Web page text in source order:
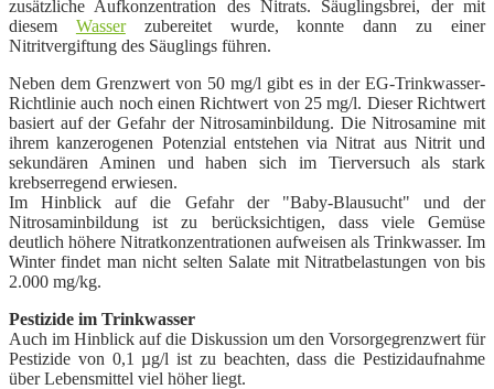
zusätzliche Aufkonzentration des Nitrats. Säuglingsbrei, der mit
diesem Wasserzubereitet wurde, konnte dann zu einer
Nitritvergiftung des Säuglings führen.
Neben dem Grenzwert von 50 mg/l gibt es in der EG-Trinkwasser-
Richtlinie auch noch einen Richtwert von 25 mg/l. Dieser Richtwert
basiert auf der Gefahr der Nitrosaminbildung. DieNitrosamine mit
ihrem kanzerogenen Potenzial entstehen via Nitrat aus Nitrit und
sekundären Aminen und haben sich im Tierversuch als stark
krebserregend erwiesen.
Im Hinblick auf die Gefahr der "Baby-Blausucht" und der
Nitrosaminbildung ist zu berücksichtigen, dass viele Gemüse
deutlich höhere Nitratkonzentrationen aufweisen als Trinkwasser. Im
Winter findet man nicht selten Salate mit Nitratbelastungen von bis
2.000 mg/kg.
Pestizide im Trinkwasser
Auch im Hinblick auf die Diskussion um den Vorsorgegrenzwert für
Pestizide von 0,1 µg/l ist zu beachten, dass die Pestizidaufnahme
über Lebensmittel viel höher liegt.